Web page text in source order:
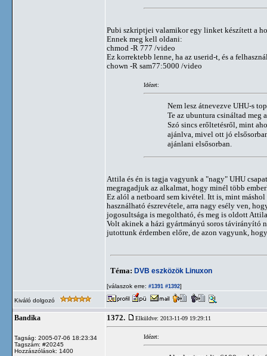
Pubi szkriptjei valamikor egy linket készített a
Ennek meg kell oldani:
chmod -R 777 /video
Ez korrektebb lenne, ha az userid-t, és a
chown -R sam77:5000 /video
Idézet:
Nem lesz átnevezve UHU-s
Te az ubuntura csináltad meg
Szó sincs erőltetésről, mint
ajánlva, mivel ott jó
ajánlani elsősorban.
Attila és én is tagja vagyunk a "nagy" UHU
megragadjuk az alkalmat, hogy minél több
Ez alól a netboard sem kivétel. Itt is, mint
használható észrevétele, arra nagy esély ven,
jogosultsága is megoltható, és meg is oldott
Volt akinek a házi gyártmányú soros távirányító
jutottunk érdemben előre, de azon vagyunk,
Téma: DVB eszközök Linuxon
[válaszok erre: #1391 #1392]
Kiváló dolgozó
Bandika
Tagság: 2005-07-06 18:23:34
Tagszám: #20245
Hozzászólások: 1400
1372. Elküldve: 2013-11-09 19:29:11
Idézet: